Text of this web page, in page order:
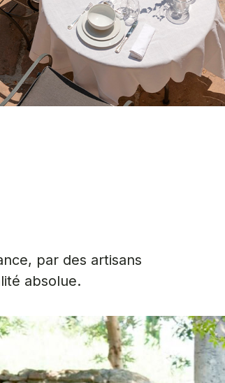
par des artisans
absolue.